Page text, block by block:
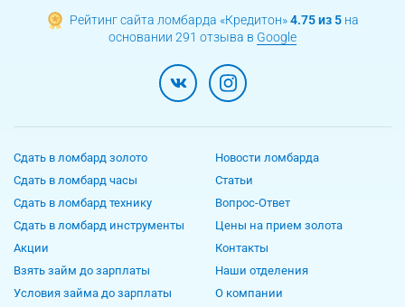
Рейтинг сайта ломбарда «Кредитон»4.75 из 5 на
основании 291 отзыва в Google
Сдать в ломбард золото
Сдать в ломбард часы
Сдать в ломбард технику
Сдать в ломбард инструменты
Акции
Взять займ до зарплаты
Условия займа до зарплаты
Новости ломбарда
Статьи
Вопрос-Ответ
Цены на прием золота
Контакты
Наши отделения
О компании